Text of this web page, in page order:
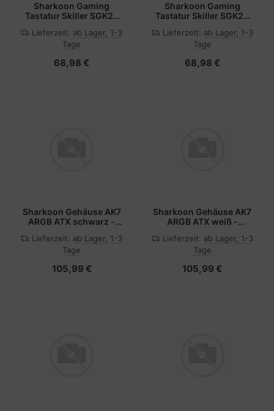
Sharkoon Gaming
Tastatur Skiller SGK25
Lieferzeit: ab Lager, 1-3
Tage
68,98 €
Sharkoon Gaming
Tastatur Skiller SGK25
Lieferzeit: ab Lager, 1-3
Tage
68,98 €
Sharkoon Gehäuse AK7
ARGB ATX schwarz -
Lieferzeit: ab Lager, 1-3
Tage
105,99 €
Sharkoon Gehäuse AK7
ARGB ATX weiß -
Lieferzeit: ab Lager, 1-3
Tage
105,99 €